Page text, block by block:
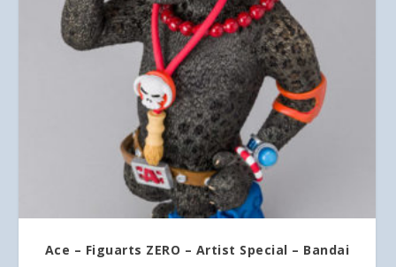
Ace – Figuarts ZERO – Artist Special – Bandai